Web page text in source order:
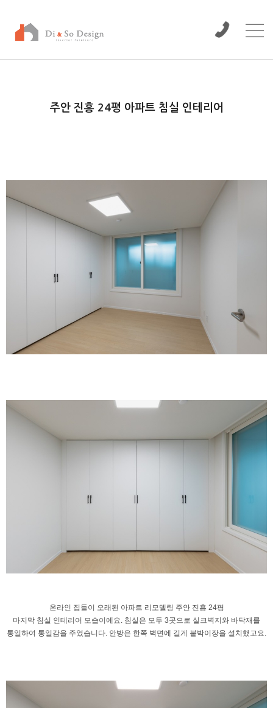
주안 진흥 24평 아파트 침실 인테리어
온라인 집들이 오래된 아파트 리모델링 주안 진흥 24평
마지막 침실 인테리어 모습이에요. 침실은 모두 3곳으로 실크벽지와 바닥재를
통일하여 통일감을 주었습니다. 안방은 한쪽 벽면에 길게 붙박이장을 설치했고요.